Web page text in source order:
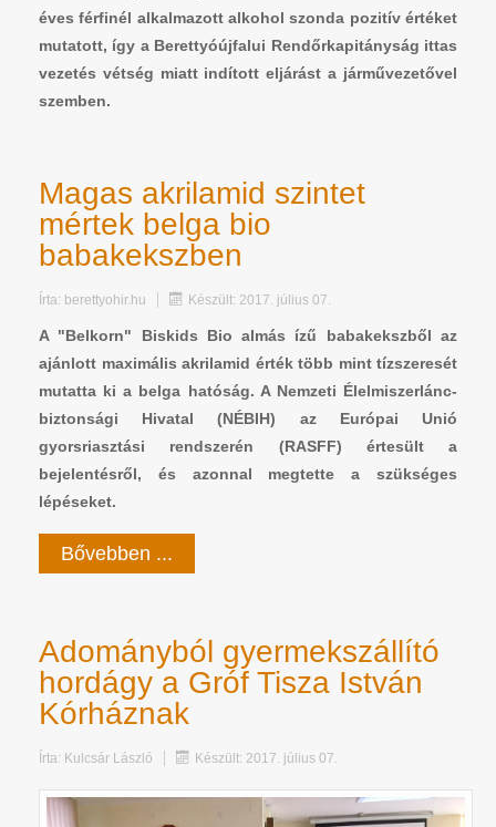
éves férfinél alkalmazott alkohol szonda pozitív értéket
mutatott, így a Berettyóújfalui Rendőrkapitányság ittas
vezetés vétség miatt indított eljárást a járművezetővel
szemben.
Magas akrilamid szintet
mértek belga bio
babakekszben
Írta: berettyohir.hu Készült: 2017. július 07.
A "Belkorn" Biskids Bio almás ízű babakekszből az
ajánlott maximális akrilamid érték több mint tízszeresét
mutatta ki a belga hatóság. A Nemzeti Élelmiszerlánc-
biztonsági Hivatal (NÉBIH) az Európai Unió
gyorsriasztási rendszerén (RASFF) értesült a
bejelentésről, és azonnal megtette a szükséges
lépéseket.
Bővebben ...
Adományból gyermekszállító
hordágy a Gróf Tisza István
Kórháznak
Írta: Kulcsár László Készült: 2017. július 07.